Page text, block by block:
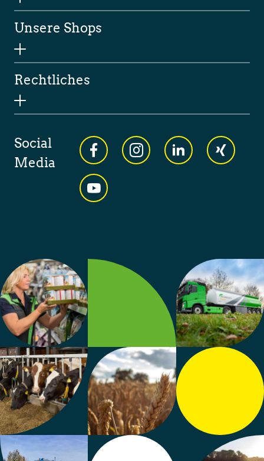
Unsere Shops
Rechtliches
Social
Media